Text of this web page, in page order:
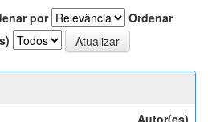
por
Ordenar
Autor(es)